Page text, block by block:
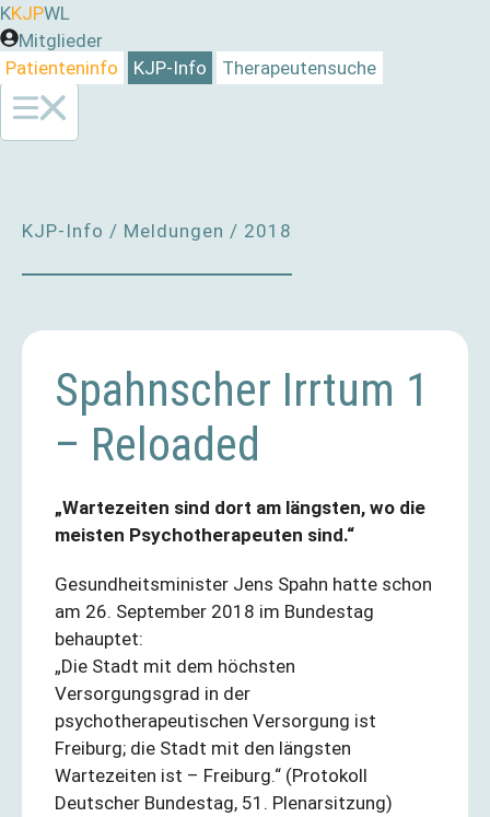
Zum
Inhalt
springen
KKJPWL
Mitglieder
Patienteninfo
KJP-Info Therapeutensuche
KJP-Info / Meldungen / 2018
Spahnscher Irrtum 1
– Reloaded
„Wartezeiten sind dort am längsten, wo die
meisten Psychotherapeuten sind.“
Gesundheitsminister Jens Spahn hatte schon
am 26. September 2018 im Bundestag
behauptet:
„Die Stadt mit dem höchsten
Versorgungsgrad in der
psychotherapeutischen Versorgung ist
Freiburg; die Stadt mit den längsten
Wartezeiten ist – Freiburg.“ (Protokoll
Deutscher Bundestag, 51. Plenarsitzung)